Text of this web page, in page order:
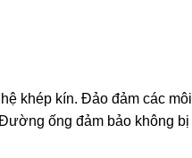
khép kín. Đảo đảm các môi
ống đảm bảo không bị